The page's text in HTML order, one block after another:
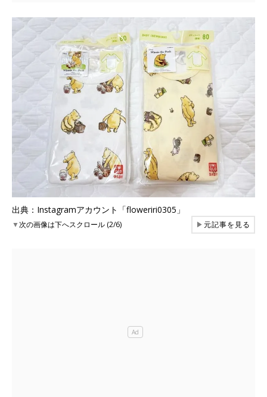
出典：Instagramアカウント「floweriri0305」
▼次の画像は下へスクロール (2/6) ▶元記事を見る